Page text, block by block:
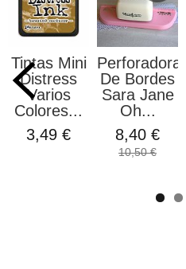
Tintas Mini
Distress
Varios
Colores...
3,49 €
Perforadora
De Bordes
Sara Jane
Oh...
8,40 €
10,50 €